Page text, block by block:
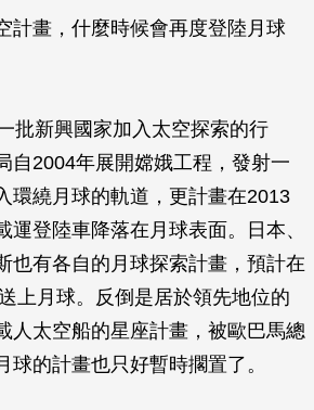
計畫，什麼時候會再度登陸月球
批新興國家加入太空探索的行
自2004年展開嫦娥工程，發射一
環繞月球的軌道，更計畫在2013
運登陸車降落在月球表面。日本、
也有各自的月球探索計畫，預計在
上月球。反倒是居於領先地位的
人太空船的星座計畫，被歐巴馬總
球的計畫也只好暫時擱置了。